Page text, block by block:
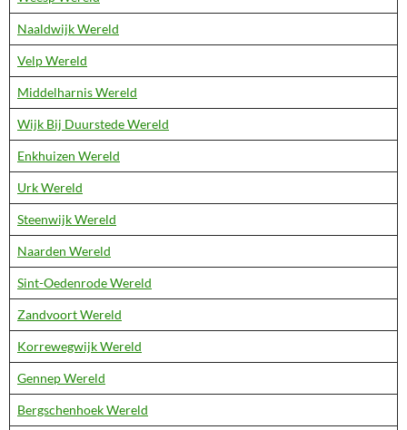
Naaldwijk Wereld
Velp Wereld
Middelharnis Wereld
Wijk Bij Duurstede Wereld
Enkhuizen Wereld
Urk Wereld
Steenwijk Wereld
Naarden Wereld
Sint-Oedenrode Wereld
Zandvoort Wereld
Korrewegwijk Wereld
Gennep Wereld
Bergschenhoek Wereld